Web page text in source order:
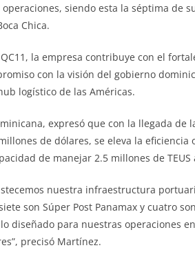
operaciones, siendo esta la séptima de
Chica.
la empresa contribuye con el
con la visión del gobierno
logístico de las Américas.
expresó que con la llegada de
de dólares, se eleva la eficiencia
de manejar 2.5 millones de TEUS
nuestra infraestructura
son Súper Post Panamax y cuatro
diseñado para nuestras operaciones
precisó Martínez.